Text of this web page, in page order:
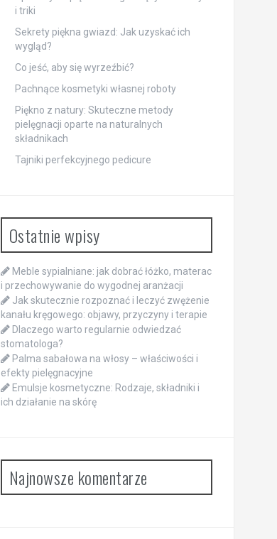
i triki
Sekrety piękna gwiazd: Jak uzyskać ich
wygląd?
Co jeść, aby się wyrzeźbić?
Pachnące kosmetyki własnej roboty
Piękno z natury: Skuteczne metody
pielęgnacji oparte na naturalnych
składnikach
Tajniki perfekcyjnego pedicure
Ostatnie wpisy
Meble sypialniane: jak dobrać łóżko, materac
i przechowywanie do wygodnej aranżacji
Jak skutecznie rozpoznać i leczyć zwężenie
kanału kręgowego: objawy, przyczyny i terapie
Dlaczego warto regularnie odwiedzać
stomatologa?
Palma sabałowa na włosy – właściwości i
efekty pielęgnacyjne
Emulsje kosmetyczne: Rodzaje, składniki i
ich działanie na skórę
Najnowsze komentarze